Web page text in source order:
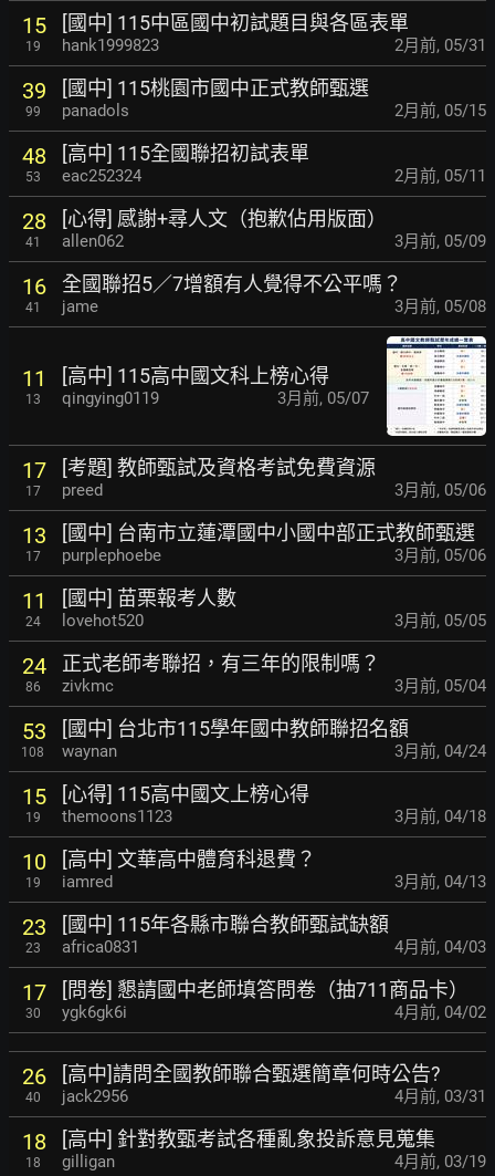
15
19
[國中] 115中區國中初試題目與各區表單
hank1999823 2月前, 05/31
39
99
[國中] 115桃園市國中正式教師甄選
panadols 2月前, 05/15
48
53
[高中] 115全國聯招初試表單
eac252324 2月前, 05/11
28
41
[心得] 感謝+尋人文（抱歉佔用版面）
allen062 3月前, 05/09
16
41
全國聯招5／7增額有人覺得不公平嗎？
jame 3月前, 05/08
11
13
[高中] 115高中國文科上榜心得
qingying0119 3月前, 05/07
17
17
[考題] 教師甄試及資格考試免費資源
preed 3月前, 05/06
13
17
[國中] 台南市立蓮潭國中小國中部正式教師甄選
purplephoebe 3月前, 05/06
11
24
[國中] 苗栗報考人數
lovehot520 3月前, 05/05
24
86
正式老師考聯招，有三年的限制嗎？
zivkmc 3月前, 05/04
53
108
[國中] 台北市115學年國中教師聯招名額
waynan 3月前, 04/24
15
19
[心得] 115高中國文上榜心得
themoons1123 3月前, 04/18
10
19
[高中] 文華高中體育科退費？
iamred 3月前, 04/13
23
23
[國中] 115年各縣市聯合教師甄試缺額
africa0831 4月前, 04/03
17
30
[問卷] 懇請國中老師填答問卷（抽711商品卡）
ygk6gk6i 4月前, 04/02
26
40
[高中]請問全國教師聯合甄選簡章何時公告?
jack2956 4月前, 03/31
18
18
[高中] 針對教甄考試各種亂象投訴意見蒐集
gilligan 4月前, 03/19